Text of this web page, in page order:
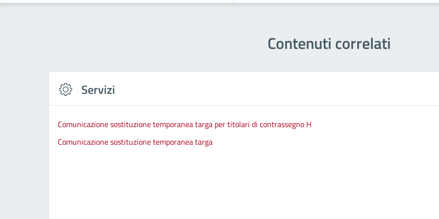
Contenuti correlati
Servizi
Comunicazione sostituzione temporanea targa per titolari di contrassegno H
Comunicazione sostituzione temporanea targa